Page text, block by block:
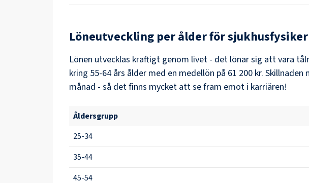
Löneutveckling per ålder försjukhusfysiker
Lönen utvecklas kraftigt genom livet - det lönar sig att vara
kring 55-64 års ålder med en medellön på 61 200 kr. Skillnaden
månad - så det finns mycket att se fram emot i karriären!
Åldersgrupp
25-34
35-44
45-54